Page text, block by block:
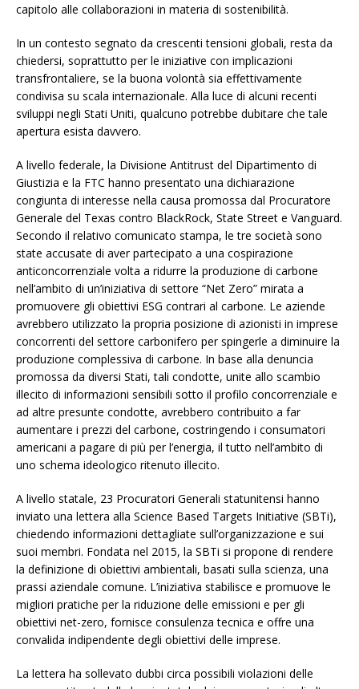
capitolo alle collaborazioni in materia di sostenibilità.
In un contesto segnato da crescenti tensioni globali, resta da
chiedersi, soprattutto per le iniziative con implicazioni
transfrontaliere, se la buona volontà sia effettivamente
condivisa su scala internazionale. Alla luce di alcuni recenti
sviluppi negli Stati Uniti, qualcuno potrebbe dubitare che tale
apertura esista davvero.
A livello federale, la Divisione Antitrust del Dipartimento di
Giustizia e la FTC hanno presentato una dichiarazione
congiunta di interesse nella causa promossa dal Procuratore
Generale del Texas contro BlackRock, State Street e Vanguard.
Secondo il relativo comunicato stampa, le tre società sono
state accusate di aver partecipato a una cospirazione
anticoncorrenziale volta a ridurre la produzione di carbone
nell’ambito di un’iniziativa di settore “Net Zero” mirata a
promuovere gli obiettivi ESG contrari al carbone. Le aziende
avrebbero utilizzato la propria posizione di azionisti in imprese
concorrenti del settore carbonifero per spingerle a diminuire la
produzione complessiva di carbone. In base alla denuncia
promossa da diversi Stati, tali condotte, unite allo scambio
illecito di informazioni sensibili sotto il profilo concorrenziale e
ad altre presunte condotte, avrebbero contribuito a far
aumentare i prezzi del carbone, costringendo i consumatori
americani a pagare di più per l’energia, il tutto nell’ambito di
uno schema ideologico ritenuto illecito.
A livello statale, 23 Procuratori Generali statunitensi hanno
inviato una lettera alla Science Based Targets Initiative (SBTi),
chiedendo informazioni dettagliate sull’organizzazione e sui
suoi membri. Fondata nel 2015, la SBTi si propone di rendere
la definizione di obiettivi ambientali, basati sulla scienza, una
prassi aziendale comune. L’iniziativa stabilisce e promuove le
migliori pratiche per la riduzione delle emissioni e per gli
obiettivi net-zero, fornisce consulenza tecnica e offre una
convalida indipendente degli obiettivi delle imprese.
La lettera ha sollevato dubbi circa possibili violazioni delle